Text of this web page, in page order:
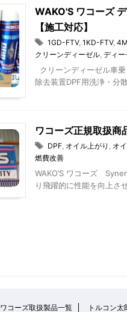
WAKO'S ワコーズ
【施工対応】
1GD-FTV, 1KD-FTV,
クリーンディーゼル, ディー
クリーンディーゼル車
除去装置DPF用洗浄・分
ワコーズ正規取扱商
DPF, オイル上がり , オ
燃費改善
WAKO’S ワコーズ
り飛躍的に性能を向上
ワコーズ取扱製品一覧 トルコン太